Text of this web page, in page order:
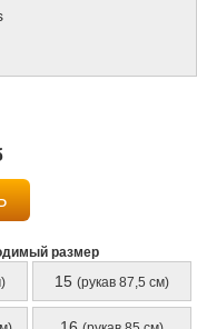
размер
15 (рукав 87,5 см)